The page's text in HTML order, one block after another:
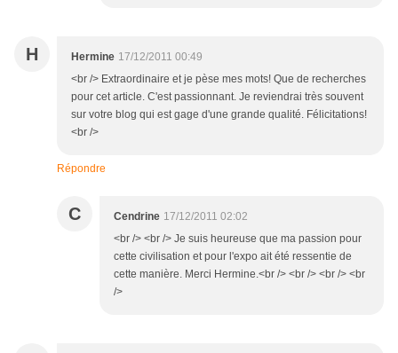
H Hermine 17/12/2011 00:49
<br /> Extraordinaire et je pèse mes mots! Que de recherches
pour cet article. C'est passionnant. Je reviendrai très souvent
sur votre blog qui est gage d'une grande qualité. Félicitations!
<br />
Répondre
C Cendrine 17/12/2011 02:02
<br /> <br /> Je suis heureuse que ma passion pour
cette civilisation et pour l'expo ait été ressentie de
cette manière. Merci Hermine.<br /> <br /> <br /> <br
/>